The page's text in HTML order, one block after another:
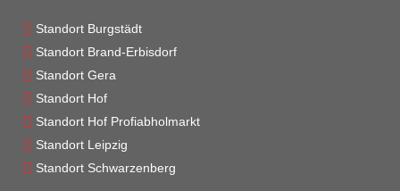
Standort Burgstädt
Standort Brand-Erbisdorf
Standort Gera
Standort Hof
Standort Hof Profiabholmarkt
Standort Leipzig
Standort Schwarzenberg